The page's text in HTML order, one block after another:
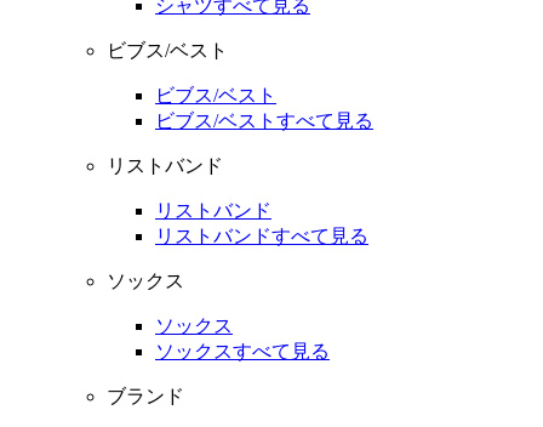
シャツすべて見る
ビブス/ベスト
ビブス/ベスト
ビブス/ベストすべて見る
リストバンド
リストバンド
リストバンドすべて見る
ソックス
ソックス
ソックスすべて見る
ブランド